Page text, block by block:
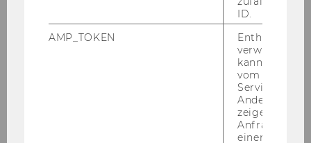
Exercise No. 34: Flight Personnel Training
Requirements
Exercise No. 37: Online Auction Website
ID.
AMP_TOKEN
Enthält ein
verwendet
kann, um
vom AMP-
Service
Andere
zeigen Opt-
Anfrage im
einen Fehler